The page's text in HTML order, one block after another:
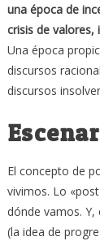
una época de
crisis de valores,
Una época
discursos
discursos
El concepto de
vivimos. Lo
dónde vamos.
(la idea de